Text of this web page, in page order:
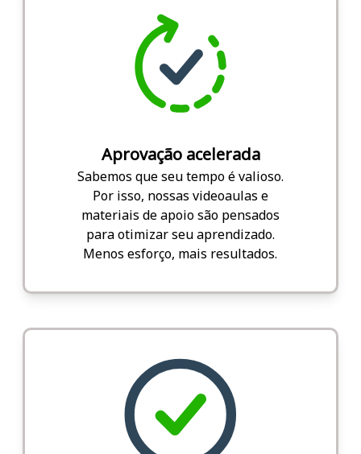
Aprovação acelerada
Sabemos que seu tempo é valioso.
Por isso, nossas videoaulas e
materiais de apoio são pensados
para otimizar seu aprendizado.
Menos esforço, mais resultados.